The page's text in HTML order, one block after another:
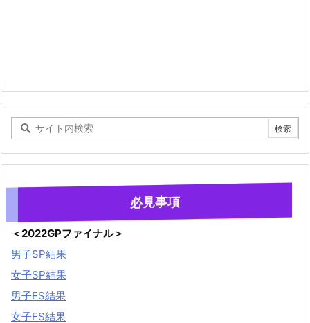
必見事項
＜2022GPファイナル＞
男子SP結果
女子SP結果
男子FS結果
女子FS結果